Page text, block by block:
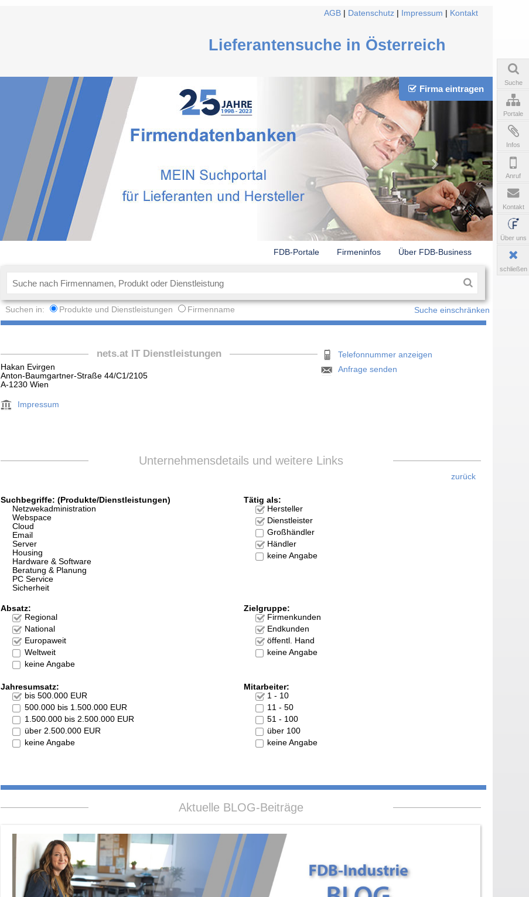
AGB Datenschutz Impressum Kontakt
Lieferantensuche in Österreich
Firma eintragen
FDB-Portale Firmeninfos Über FDB-Business
Suchen in: Produkte und Dienstleistungen Firmenname Suche einschränken
nets.at IT Dienstleistungen
Hakan Evirgen
Anton-Baumgartner-Straße 44/C1/2105
A-1230 Wien
Impressum
Telefonnummer anzeigen
Anfrage senden
Unternehmensdetails und weitere Links
zurück
Suchbegriffe: (Produkte/Dienstleistungen)
Netzwekadministration
Webspace
Cloud
Email
Server
Housing
Hardware & Software
Beratung & Planung
PC Service
Sicherheit
Tätig als:
Hersteller
Dienstleister
Großhändler
Händler
keine Angabe
Absatz:
Regional
National
Europaweit
Weltweit
keine Angabe
Zielgruppe:
Firmenkunden
Endkunden
öffentl. Hand
keine Angabe
Jahresumsatz:
bis 500.000 EUR
500.000 bis 1.500.000 EUR
1.500.000 bis 2.500.000 EUR
über 2.500.000 EUR
keine Angabe
Mitarbeiter:
1 - 10
11 - 50
51 - 100
über 100
keine Angabe
Aktuelle BLOG-Beiträge
Suche
Portale
Infos
Anruf
Kontakt
Über uns
schließen